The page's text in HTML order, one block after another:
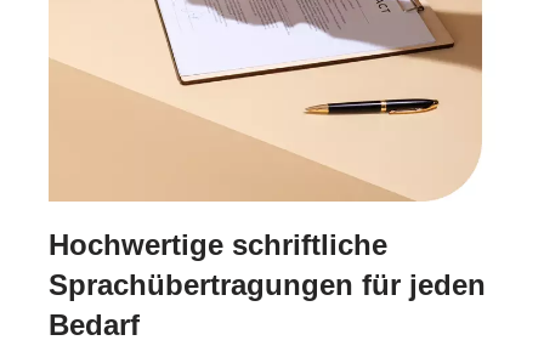
Hochwertige schriftliche
Sprachübertragungen für jeden
Bedarf